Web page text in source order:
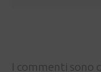
I commenti sono